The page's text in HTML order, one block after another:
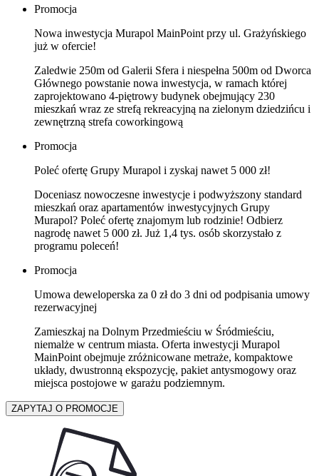
Promocja
Nowa inwestycja Murapol MainPoint przy ul. Grażyńskiego
już w ofercie!
Zaledwie 250m od Galerii Sfera i niespełna 500m od Dworca
Głównego powstanie nowa inwestycja, w ramach której
zaprojektowano 4-piętrowy budynek obejmujący 230
mieszkań wraz ze strefą rekreacyjną na zielonym dziedzińcu i
zewnętrzną strefa coworkingową
Promocja
Poleć ofertę Grupy Murapol i zyskaj nawet 5 000 zł!
Doceniasz nowoczesne inwestycje i podwyższony standard
mieszkań oraz apartamentów inwestycyjnych Grupy
Murapol? Poleć ofertę znajomym lub rodzinie! Odbierz
nagrodę nawet 5 000 zł. Już 1,4 tys. osób skorzystało z
programu poleceń!
Promocja
Umowa deweloperska za 0 zł do 3 dni od podpisania umowy
rezerwacyjnej
Zamieszkaj na Dolnym Przedmieściu w Śródmieściu,
niemalże w centrum miasta. Oferta inwestycji Murapol
MainPoint obejmuje zróżnicowane metraże, kompaktowe
układy, dwustronną ekspozycję, pakiet antysmogowy oraz
miejsca postojowe w garażu podziemnym.
ZAPYTAJ O PROMOCJE